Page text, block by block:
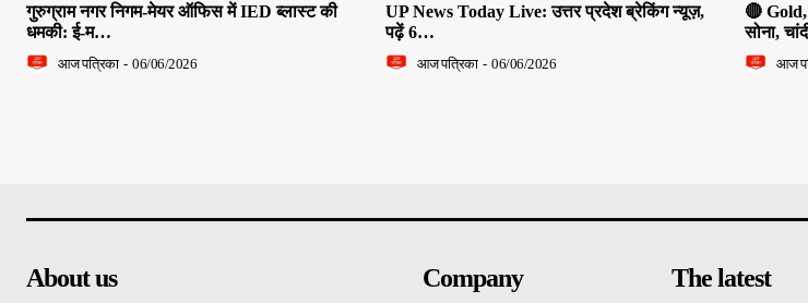
गुरुग्राम नगर निगम-मेयर ऑफिस में IED ब्लास्ट की
धमकी: ई-म…
आज पत्रिका - 06/06/2026
UP News Today Live: उत्तर प्रदेश ब्रेकिंग न्यूज़,
पढ़ें 6…
आज पत्रिका - 06/06/2026
🔴
सोना,
आज
About us Company The latest